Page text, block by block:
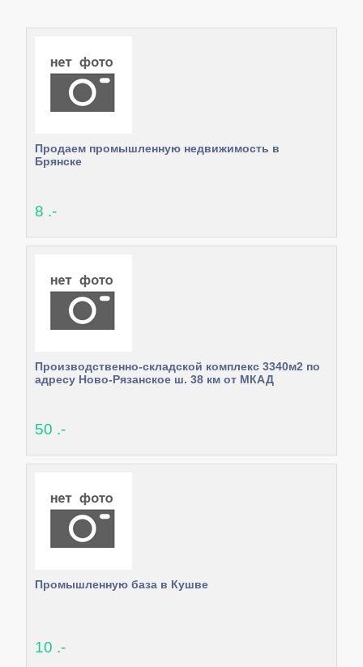
Продаем промышленную недвижимость в
Брянске
8 .-
Производственно-складской комплекс 3340м2 по
адресу Ново-Рязанское ш. 38 км от МКАД
50 .-
Промышленную база в Кушве
10 .-